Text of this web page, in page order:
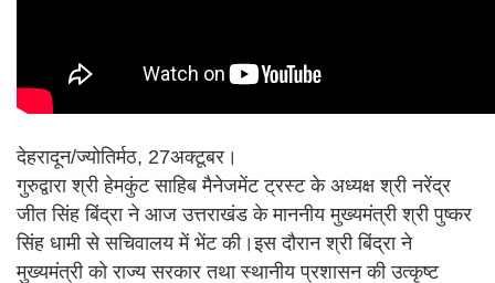
देहरादून/ज्योतिर्मठ, 27अक्टूबर।
गुरुद्वारा श्री हेमकुंट साहिब मैनेजमेंट ट्रस्ट के अध्यक्ष श्री नरेंद्र
जीत सिंह बिंद्रा ने आज उत्तराखंड के माननीय मुख्यमंत्री श्री पुष्कर
सिंह धामी से सचिवालय में भेंट की।इस दौरान श्री बिंद्रा ने
मुख्यमंत्री को राज्य सरकार तथा स्थानीय प्रशासन की उत्कृष्ट